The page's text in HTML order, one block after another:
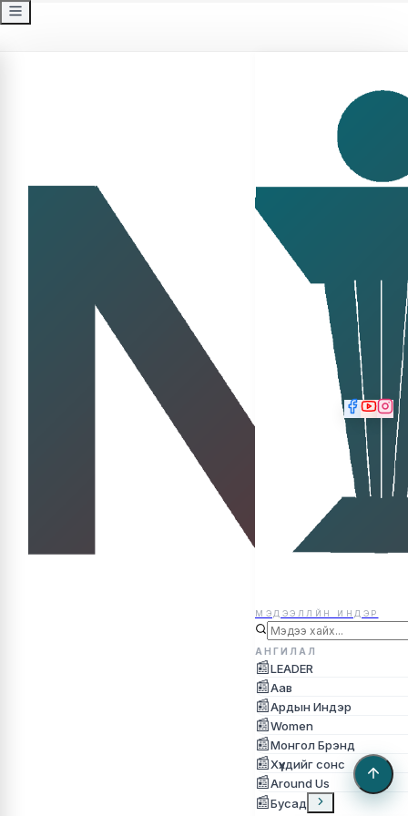
МЭДЭЭЛЛЙН ИНДЭР
АНГИЛАЛ
📰LEADER
📰Аав
📰Ардын Индэр
📰Women
📰Монгол Брэнд
📰Хүүхдийг сонс
📰Around Us
📰Бусад